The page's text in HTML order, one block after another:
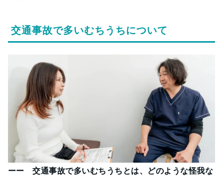
交通事故で多いむちうちについて
ーー 交通事故で多いむちうちとは、どのような怪我な